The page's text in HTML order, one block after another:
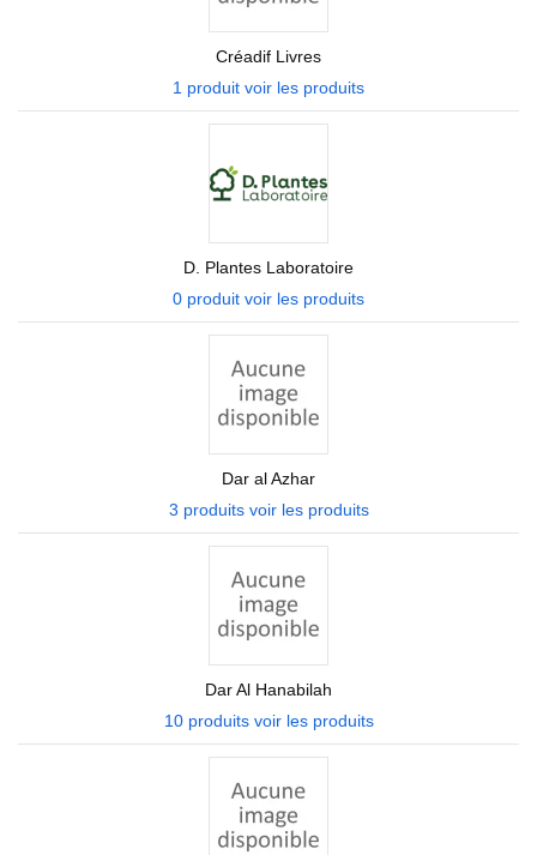
Créadif Livres
1 produit voir les produits
D. Plantes Laboratoire
0 produit voir les produits
Dar al Azhar
3 produits voir les produits
Dar Al Hanabilah
10 produits voir les produits